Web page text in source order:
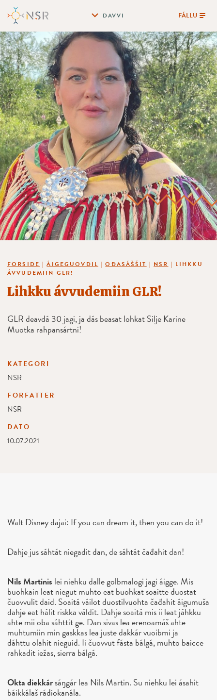
DAVVI FÁLLU
FORSIDE |ÁIGEGUOVDIL |OĐASÁŠŠIT | NSR | LIHKKU
ÁVVUDEMIIN GLR!
Lihkku ávvudemiin GLR!
GLR deavdá 30 jagi, ja dás beasat lohkat Silje Karine
Muotka rahpansártni!
KATEGORI
NSR
FORFATTER
NSR
DATO
10.07.2021
Walt Disney dajai: If you can dream it, then you can do it!
Dahje jus sáhtát niegadit dan, de sáhtát čađahit dan!
Nils Martinis lei niehku dalle golbmalogi jagi áigge. Mis
buohkain leat niegut muhto eat buohkat soaitte duostat
čuovvulit daid. Soaitá váilot duostilvuohta čađahit áigumuša
dahje eat hálit riskka váldit. Dahje soaitá mis ii leat jáhkku
ahte mii oba sáhttit ge. Dan sivas lea erenoamáš ahte
muhtumiin min gaskkas lea juste dakkár vuoibmi ja
dáhttu olahit nieguid. Ii čuovvut fásta bálgá, muhto baicce
rahkadit iežas, sierra bálgá.
Okta diekkársáŋgár lea Nils Martin. Su niehku lei ásahit
báikkálaš rádiokanála.